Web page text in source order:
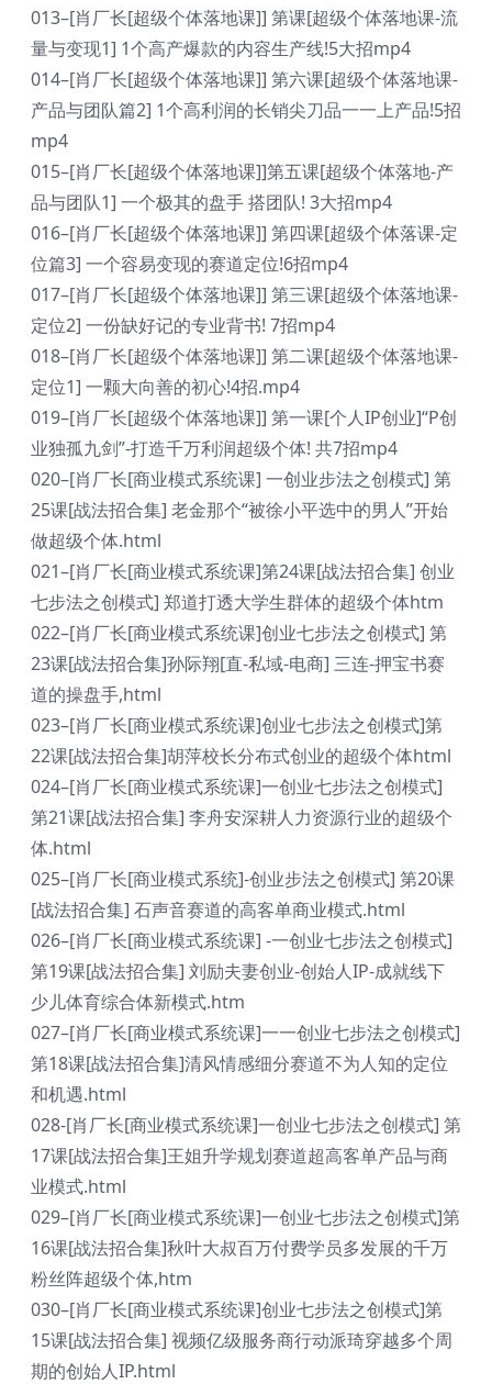
013–[肖厂长[超级个体落地课]] 第课[超级个体落地课-流
量与变现1] 1个高产爆款的内容生产线!5大招mp4
014–[肖厂长[超级个体落地课]] 第六课[超级个体落地课-
产品与团队篇2] 1个高利润的长销尖刀品一一上产品!5招
mp4
015–[肖厂长[超级个体落地课]]第五课[超级个体落地-产
品与团队1] 一个极其的盘手 搭团队! 3大招mp4
016–[肖厂长[超级个体落地课]] 第四课[超级个体落课-定
位篇3] 一个容易变现的赛道定位!6招mp4
017–[肖厂长[超级个体落地课]] 第三课[超级个体落地课-
定位2] 一份缺好记的专业背书! 7招mp4
018–[肖厂长[超级个体落地课]] 第二课[超级个体落地课-
定位1] 一颗大向善的初心!4招.mp4
019–[肖厂长[超级个体落地课]] 第一课[个人IP创业]“P创
业独孤九剑”-打造千万利润超级个体! 共7招mp4
020–[肖厂长[商业模式系统课] 一创业步法之创模式] 第
25课[战法招合集] 老金那个“被徐小平选中的男人”开始
做超级个体.html
021–[肖厂长[商业模式系统课]第24课[战法招合集] 创业
七步法之创模式] 郑道打透大学生群体的超级个体htm
022–[肖厂长[商业模式系统课]创业七步法之创模式] 第
23课[战法招合集]孙际翔[直-私域-电商] 三连-押宝书赛
道的操盘手,html
023–[肖厂长[商业模式系统课]创业七步法之创模式]第
22课[战法招合集]胡萍校长分布式创业的超级个体html
024–[肖厂长[商业模式系统课]一创业七步法之创模式]
第21课[战法招合集] 李舟安深耕人力资源行业的超级个
体.html
025–[肖厂长[商业模式系统]-创业步法之创模式] 第20课
[战法招合集] 石声音赛道的高客单商业模式.html
026–[肖厂长[商业模式系统课] -一创业七步法之创模式]
第19课[战法招合集] 刘励夫妻创业-创始人IP-成就线下
少儿体育综合体新模式.htm
027–[肖厂长[商业模式系统课]一一创业七步法之创模式]
第18课[战法招合集]清风情感细分赛道不为人知的定位
和机遇.html
028-[肖厂长[商业模式系统课]一创业七步法之创模式] 第
17课[战法招合集]王姐升学规划赛道超高客单产品与商
业模式.html
029–[肖厂长[商业模式系统课]一创业七步法之创模式]第
16课[战法招合集]秋叶大叔百万付费学员多发展的千万
粉丝阵超级个体,htm
030–[肖厂长[商业模式系统课]创业七步法之创模式]第
15课[战法招合集] 视频亿级服务商行动派琦穿越多个周
期的创始人IP.html